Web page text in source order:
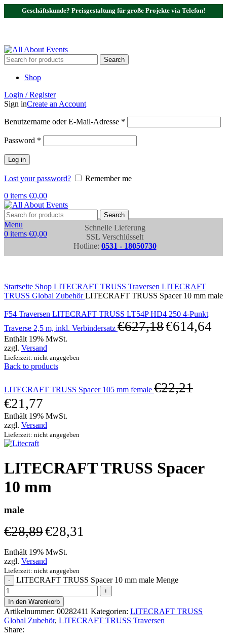
Geschäftskunde? Preisgestaltung für große Projekte via Telefon!
Search
Shop
Login / Register
Sign inCreate an Account
Benutzername oder E-Mail-Adresse *
Password *
Log in
Lost your password?
Remember me
0 items €0,00
Search
Menu
0 items €0,00
Schnelle Lieferung
SSL Verschlüsselt
Hotline: 0531 - 18050730
Startseite Shop LITECRAFT TRUSS Traversen LITECRAFT
TRUSS Global ZubehörLITECRAFT TRUSS Spacer 10 mm male
F54 Traversen LITECRAFT TRUSS LT54P HD4 250 4-Punkt
Traverse 2,5 m, inkl. Verbindersatz €627,18€614,64
Enthält 19% MwSt.
zzgl. Versand
Lieferzeit: nicht angegeben
Back to products
LITECRAFT TRUSS Spacer 105 mm female €22,21
€21,77
Enthält 19% MwSt.
zzgl. Versand
Lieferzeit: nicht angegeben
LITECRAFT TRUSS Spacer
10 mm
male
€28,89€28,31
Enthält 19% MwSt.
zzgl. Versand
Lieferzeit: nicht angegeben
LITECRAFT TRUSS Spacer 10 mm male Menge
In den Warenkorb
Artikelnummer: 00282411 Kategorien: LITECRAFT TRUSS
Global Zubehör, LITECRAFT TRUSS Traversen
Share: